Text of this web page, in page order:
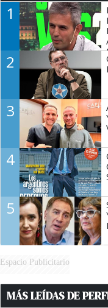
1
2
3
4
5
Espacio Publicitario
MÁS LEÍDAS DE